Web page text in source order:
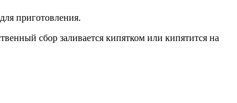
приготовления.
сбор заливается кипятком или кипятится на